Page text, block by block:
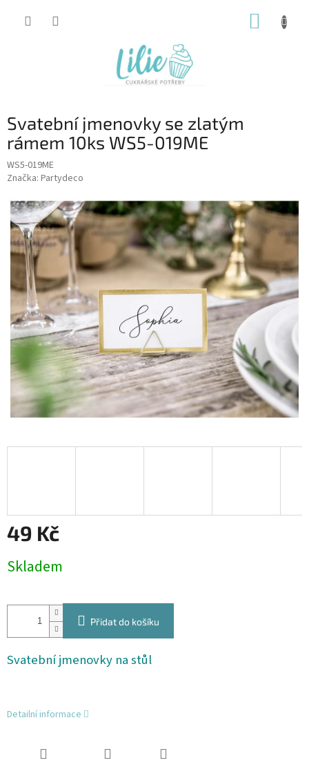
Svatební jmenovky se zlatým
rámem 10ks WS5-019ME
WS5-019ME
Značka: Partydeco
49 Kč
cena:
Skladem
Přidat do košíku
Svatební jmenovky na stůl
Detailní informace